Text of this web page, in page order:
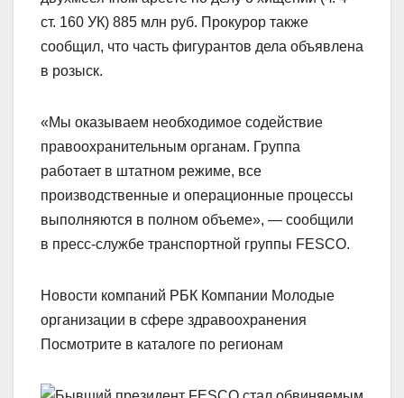
ст. 160 УК) 885 млн руб. Прокурор также
сообщил, что часть фигурантов дела объявлена
в розыск.
«Мы оказываем необходимое содействие
правоохранительным органам. Группа
работает в штатном режиме, все
производственные и операционные процессы
выполняются в полном объеме», — сообщили
в пресс-службе транспортной группы FESCO.
Новости компаний РБК Компании Молодые
организации в сфере здравоохранения
Посмотрите в каталоге по регионам